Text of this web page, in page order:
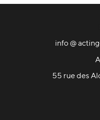
info @
55 rue des